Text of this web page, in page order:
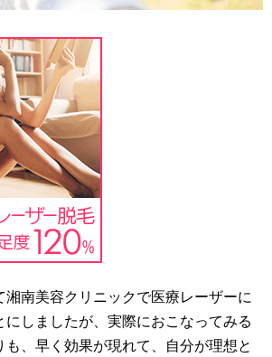
南美容クリニックで医療レーザーに
にしましたが、実際におこなってみる
も、早く効果が現れて、自分が理想と